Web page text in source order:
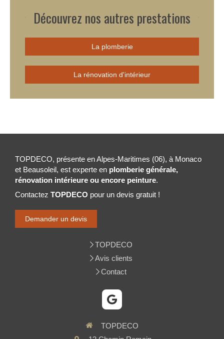
Découvrez nos autres prestations
La plomberie
La rénovation d'intérieur
TOPDECO, présente en Alpes-Maritimes (06), à Monaco
et Beausoleil, est experte en plomberie générale,
rénovation intérieure ou encore peinture.
Contactez TOPDECO pour un devis gratuit !
Demander un devis
TOPDECO
Avis clients
Contact
TOPDECO